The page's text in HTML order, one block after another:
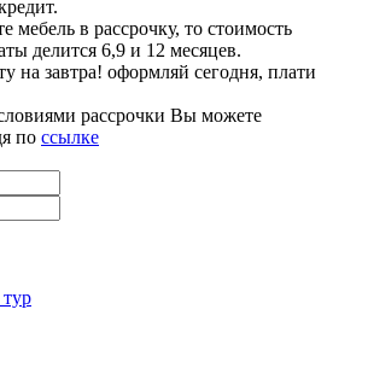
мебель в рассрочку, то стоимость
делится 6,9 и 12 месяцев.
на завтра! оформляй сегодня, плати
рассрочки Вы можете
по ссылке